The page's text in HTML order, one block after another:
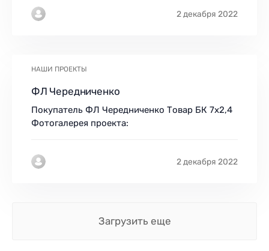
2 декабря 2022
НАШИ ПРОЕКТЫ
ФЛ Чередниченко
Покупатель ФЛ Чередниченко Товар БК 7х2,4
Фотогалерея проекта:
2 декабря 2022
Загрузить еще